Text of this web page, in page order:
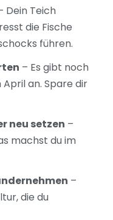
Dein Teich
die Fische
führen.
– Es gibt noch
an. Spare dir
neu setzen –
machst du im
–
die du